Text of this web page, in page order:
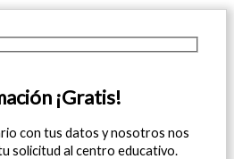
¡Gratis!
con tus datos y nosotros nos
solicitud al centro educativo.